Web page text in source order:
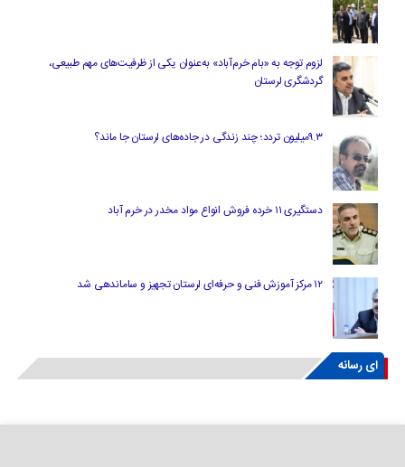
لزوم توجه به «بام خرم‌آباد» به‌عنوان یکی از ظرفیت‌های مهم طبیعی،
گردشگری لرستان
۹.۳میلیون تردد؛ چند زندگی در جاده‌های لرستان جا ماند؟
دستگیری ۱۱ خرده فروش انواع مواد مخدر در خرم آباد
۱۲ مرکز آموزش فنی و حرفه‌ای لرستان تجهیز و ساماندهی شد
ای رسانه